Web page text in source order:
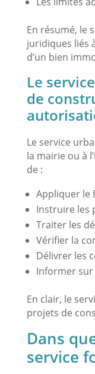
En résumé, le
juridiques liés
d’un bien
Le
de
Le service
la mairie ou à
de :
Appliquer le
Instruire les
Traiter les
Vérifier la
Délivrer les
Informer
En clair, le
projets de
Dans
service